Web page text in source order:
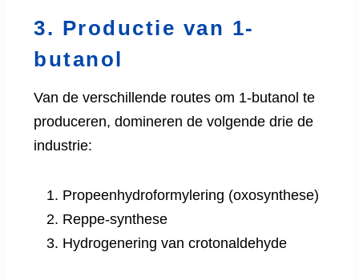
3. Productie van 1-
butanol
Van de verschillende routes om 1-butanol te
produceren, domineren de volgende drie de
industrie:
Propeenhydroformylering (oxosynthese)
Reppe-synthese
Hydrogenering van crotonaldehyde